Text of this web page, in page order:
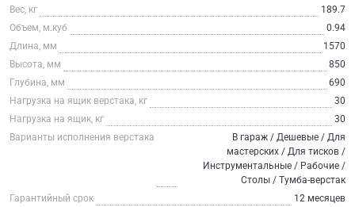
Вес, кг
189.7
Объем, м.куб
0.94
Длина, мм
1570
Высота, мм
850
Глубина, мм
690
Нагрузка на ящик верстака, кг
30
Нагрузка на ящик, кг
30
Варианты исполнения верстака
В гараж / Дешевые / Для
мастерских / Для тисков /
Инструментальные / Рабочие /
Столы / Тумба-верстак
Гарантийный срок
12 месяцев